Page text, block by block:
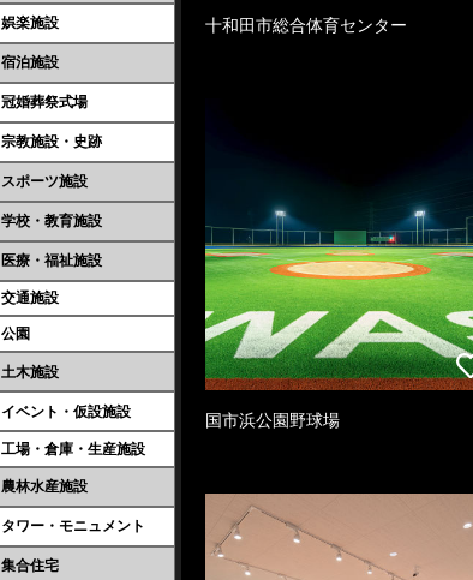
娯楽施設
宿泊施設
冠婚葬祭式場
宗教施設・史跡
スポーツ施設
学校・教育施設
医療・福祉施設
交通施設
公園
土木施設
イベント・仮設施設
工場・倉庫・生産施設
農林水産施設
タワー・モニュメント
集合住宅
十和田市総合体育センター
国市浜公園野球場